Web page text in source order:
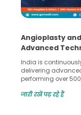
Angioplasty
Advanced
India is
delivering
performing over
globe are
जारी रखें पढ़ रहे हैं